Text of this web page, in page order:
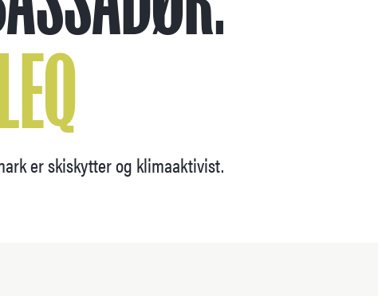
er skiskytter og klimaaktivist.